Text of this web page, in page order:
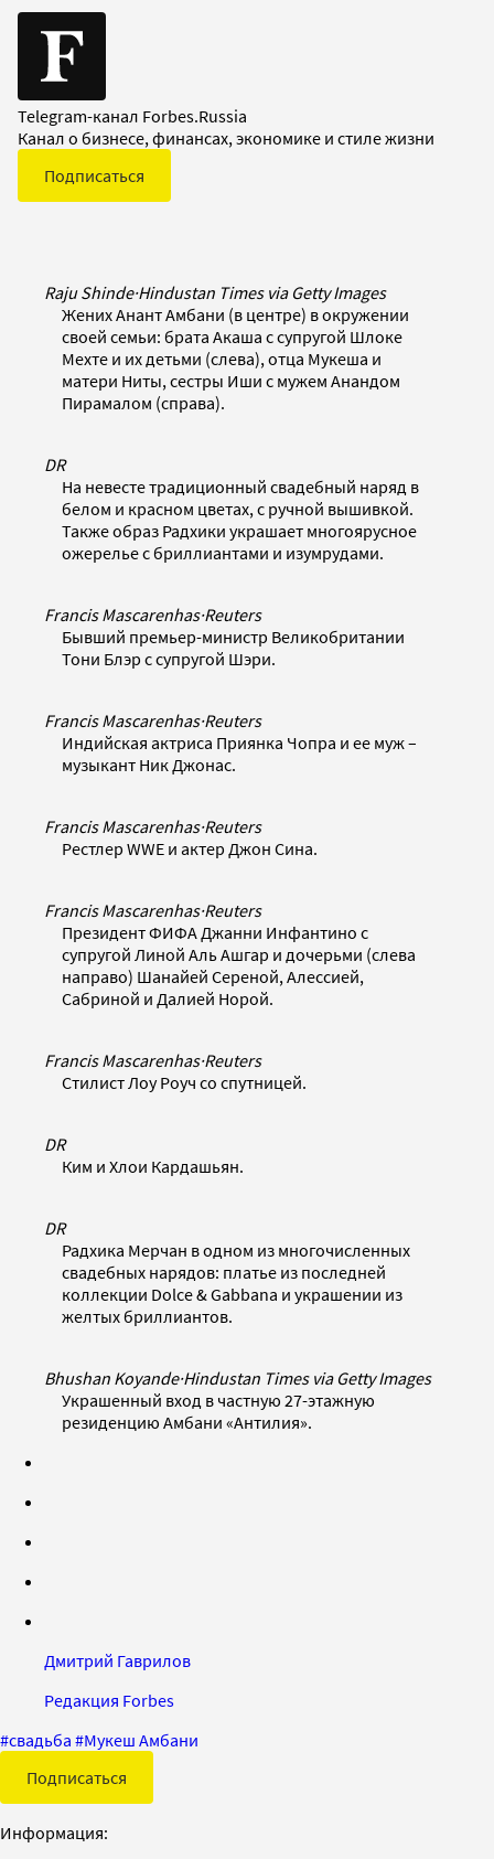
Telegram-канал Forbes.Russia
Канал о бизнесе, финансах, экономике и стиле жизни
Подписаться
Raju Shinde·Hindustan Times via Getty Images
Жених Анант Амбани (в центре) в окружении
своей семьи: брата Акаша с супругой Шлоке
Мехте и их детьми (слева), отца Мукеша и
матери Ниты, сестры Иши с мужем Анандом
Пирамалом (справа).
DR
На невесте традиционный свадебный наряд в
белом и красном цветах, с ручной вышивкой.
Также образ Радхики украшает многоярусное
ожерелье с бриллиантами и изумрудами.
Francis Mascarenhas·Reuters
Бывший премьер-министр Великобритании
Тони Блэр с супругой Шэри.
Francis Mascarenhas·Reuters
Индийская актриса Приянка Чопра и ее муж –
музыкант Ник Джонас.
Francis Mascarenhas·Reuters
Рестлер WWE и актер Джон Сина.
Francis Mascarenhas·Reuters
Президент ФИФА Джанни Инфантино с
супругой Линой Аль Ашгар и дочерьми (слева
направо) Шанайей Сереной, Алессией,
Сабриной и Далией Норой.
Francis Mascarenhas·Reuters
Стилист Лоу Роуч со спутницей.
DR
Ким и Хлои Кардашьян.
DR
Радхика Мерчан в одном из многочисленных
свадебных нарядов: платье из последней
коллекции Dolce & Gabbana и украшении из
желтых бриллиантов.
Bhushan Koyande·Hindustan Times via Getty Images
Украшенный вход в частную 27-этажную
резиденцию Амбани «Антилия».
Дмитрий Гаврилов
Редакция Forbes
#свадьба #Мукеш Амбани
Подписаться
Информация: